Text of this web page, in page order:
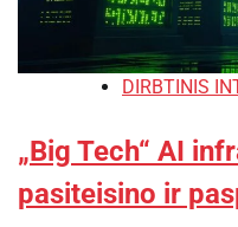
DIRBTINIS
„Big Tech“ AI
pasiteisino ir